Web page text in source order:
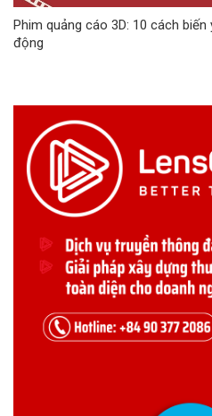
Phim quảng cáo 3D: 10 cách
động